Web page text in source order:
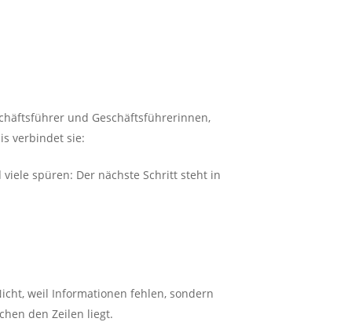
und Geschäftsführerinnen,
verbindet sie:
spüren: Der nächste Schritt steht in
weil Informationen fehlen, sondern
den Zeilen liegt.